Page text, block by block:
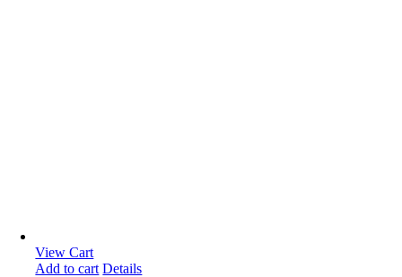
View Cart
Add to cart Details